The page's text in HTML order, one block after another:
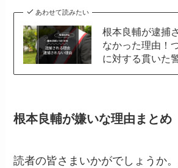
あわせて読みたい
根本良輔が逮捕
なかった理由！
に対する貫いた
根本良輔が嫌いな理由まとめ
読者の皆さまいかがでしょうか